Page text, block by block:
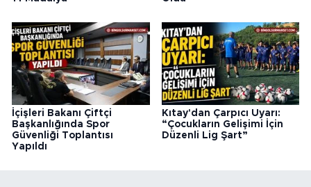
İçişleri Bakanı Çiftçi
Başkanlığında Spor
Güvenliği Toplantısı
Yapıldı
Kıtay'dan Çarpıcı Uyarı:
“Çocukların Gelişimi İçin
Düzenli Lig Şart”